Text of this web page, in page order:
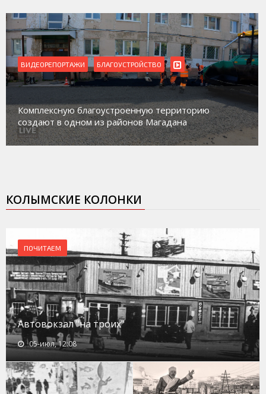
ВИДЕОРЕПОРТАЖИ БЛАГОУСТРОЙСТВО
Комплексную благоустроенную территорию
создают в одном из районов Магадана
КОЛЫМСКИЕ КОЛОНКИ
ПОЧИТАЕМ
Автовокзал "на троих"
05-июл, 12:08